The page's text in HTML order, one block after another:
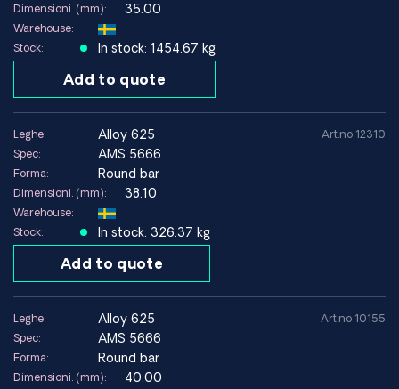
Dimensioni. (mm): 35.00
Warehouse:
Stock:
In stock: 1454.67 kg
Add to quote
Leghe: alloy 625
Spec: AMS 5666
Forma: Round bar
Dimensioni. (mm): 38.10
Warehouse:
Stock:
In stock: 326.37 kg
Add to quote
Art.no 12310
Leghe: alloy 625
Spec: AMS 5666
Forma: Round bar
Dimensioni. (mm): 40.00
Art.no 10155